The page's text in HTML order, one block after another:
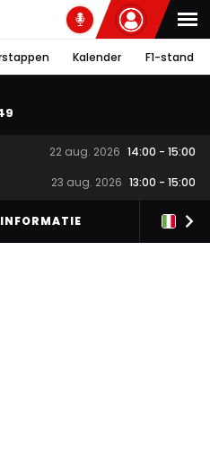
Kalender F1-stand
22 aug. 2026 14:00 - 15:00
23 aug. 2026 13:00 - 15:00